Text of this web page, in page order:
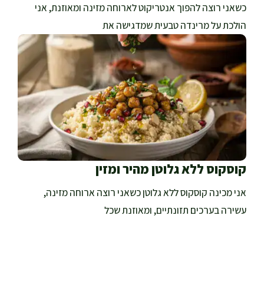
כשאני רוצה להפוך אנטריקוט לארוחה מזינה ומאוזנת, אני
הולכת על מרינדה טבעית שמדגישה את
קוסקוס ללא גלוטן מהיר ומזין
אני מכינה קוסקוס ללא גלוטן כשאני רוצה ארוחה מזינה,
עשירה בערכים תזונתיים, ומאוזנת שכל